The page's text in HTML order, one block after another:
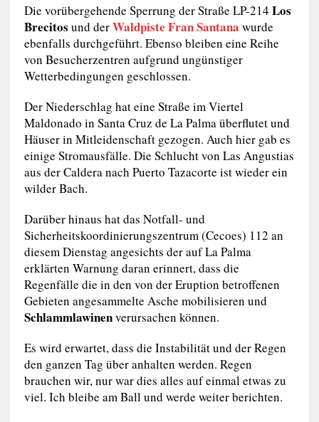
Die vorübergehende Sperrung der Straße LP-214 Los
Brecitos und derWaldpiste Fran Santana wurde
ebenfalls durchgeführt. Ebenso bleiben eine Reihe
von Besucherzentren aufgrund ungünstiger
Wetterbedingungen geschlossen.
Der Niederschlag hat eine Straße im Viertel
Maldonado in Santa Cruz de La Palma überflutet und
Häuser in Mitleidenschaft gezogen. Auch hier gab es
einige Stromausfälle. Die Schlucht von Las Angustias
aus der Caldera nach Puerto Tazacorte ist wieder ein
wilder Bach.
Darüber hinaus hat das Notfall- und
Sicherheitskoordinierungszentrum (Cecoes) 112 an
diesem Dienstag angesichts der auf La Palma
erklärten Warnung daran erinnert, dass die
Regenfälle die in den von der Eruption betroffenen
Gebieten angesammelte Asche mobilisieren und
Schlammlawinenverursachen können.
Es wird erwartet, dass die Instabilität und der Regen
den ganzen Tag über anhalten werden. Regen
brauchen wir, nur war dies alles auf einmal etwas zu
viel. Ich bleibe am Ball und werde weiter berichten.